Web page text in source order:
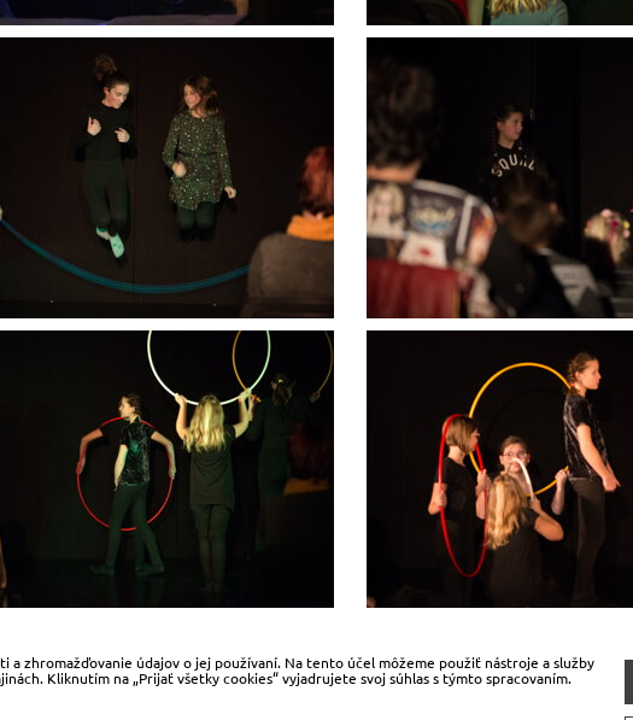
zhromažďovanie údajov o jej používaní. Na tento účel môžeme použiť nástroje a služby
Kliknutím na „Prijať všetky cookies“ vyjadrujete svoj súhlas s týmto spracovaním.